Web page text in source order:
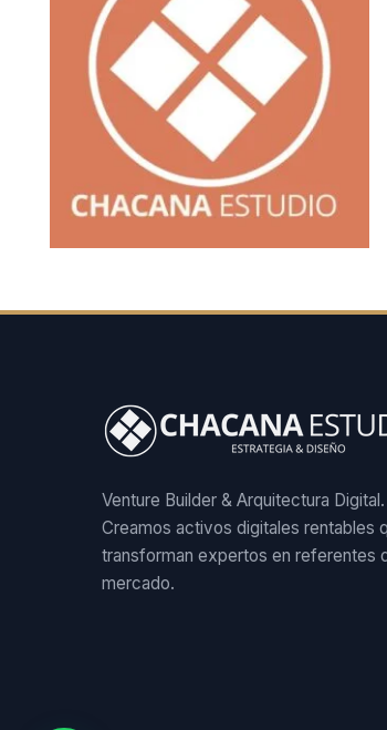
Venture Builder & Arquitectura Digital.
Creamos activos digitales rentables
transforman expertos en referentes
mercado.